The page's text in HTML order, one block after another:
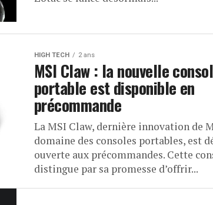
HIGH TECH 2 ans
MSI Claw : la nouvelle
portable est disponible en
précommande
La MSI Claw, dernière innovation de
domaine des consoles portables, est
ouverte aux précommandes. Cette
distingue par sa promesse d’offrir...